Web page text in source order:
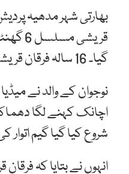
بھارتی شہر مدھیہ
گیا۔ 16 سالہ فرقان قریشی 12 ویں کلاس کا طالبعلم تھا۔
نوجوان کے والد نے
اچانک کہنے لگا دھماکہ
شروع کیا گیا گیم
انہوں نے بتایا کہ